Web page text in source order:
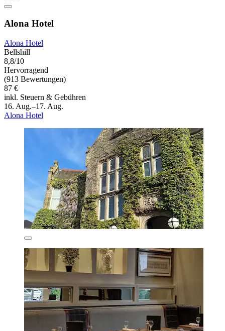
Alona Hotel
Alona Hotel
Bellshill
8,8/10
Hervorragend
(913 Bewertungen)
87 €
inkl. Steuern & Gebühren
16. Aug.–17. Aug.
Alona Hotel